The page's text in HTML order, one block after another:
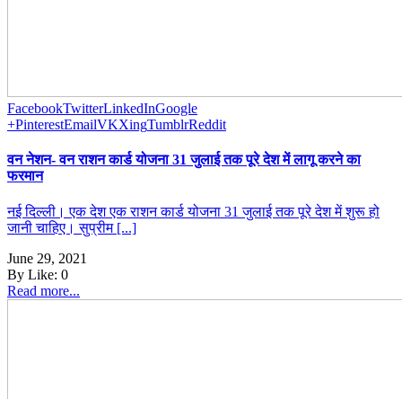
FacebookTwitterLinkedInGoogle
+PinterestEmailVKXingTumblrReddit
वन नेशन- वन राशन कार्ड योजना 31 जुलाई तक पूरे देश में लागू करने का
फरमान
नई दिल्ली। एक देश एक राशन कार्ड योजना 31 जुलाई तक पूरे देश में शुरू हो
जानी चाहिए। सुप्रीम [...]
June 29, 2021
By Like: 0
Read more...